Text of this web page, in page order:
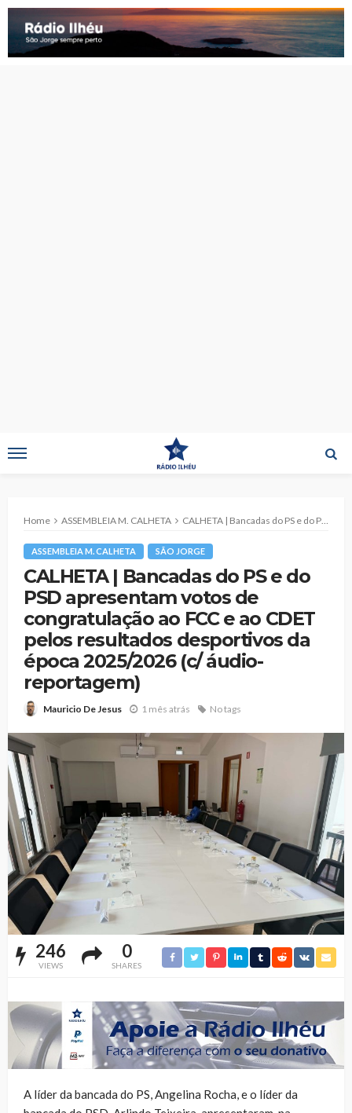
Home ASSEMBLEIA M. CALHETA CALHETA | Bancadas do PS e do PSD apresentam votos de congratulação ao FCC e ao CDET pelos resultados desportivos da época 2025/2026 (c/ áudio-reportagem)
ASSEMBLEIA M. CALHETA SÃO JORGE
CALHETA | Bancadas do PS e do
PSD apresentam votos de
congratulação ao FCC e ao CDET
pelos resultados desportivos da
época 2025/2026 (c/ áudio-
reportagem)
Mauricio De Jesus 1 mês atrás No tags
246
VIEWS
0
SHARES
A líder da bancada do PS, Angelina Rocha, e o líder da